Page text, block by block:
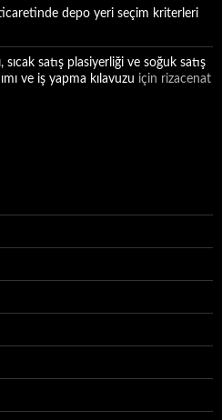
depo yeri seçim kriterleri
sıcak satış plasiyerliği ve soğuk satış
ve iş yapma kılavuzu için rizacenat